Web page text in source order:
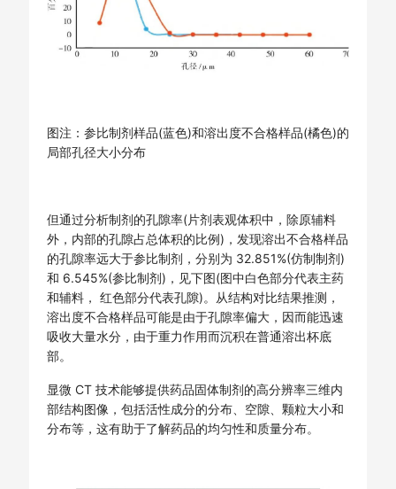
图注：参比制剂样品(蓝色)和溶出度不合格样品(橘色)的
局部孔径大小分布
但通过分析制剂的孔隙率(片剂表观体积中，除原辅料
外，内部的孔隙占总体积的比例)，发现溶出不合格样品
的孔隙率远大于参比制剂，分别为 32.851%(仿制制剂)
和 6.545%(参比制剂)，见下图(图中白色部分代表主药
和辅料， 红色部分代表孔隙)。从结构对比结果推测，
溶出度不合格样品可能是由于孔隙率偏大，因而能迅速
吸收大量水分，由于重力作用而沉积在普通溶出杯底
部。
显微 CT 技术能够提供药品固体制剂的高分辨率三维内
部结构图像，包括活性成分的分布、空隙、颗粒大小和
分布等，这有助于了解药品的均匀性和质量分布。